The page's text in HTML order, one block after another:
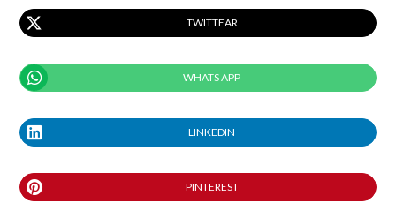
TWITTEAR
WHATS APP
LINKEDIN
PINTEREST